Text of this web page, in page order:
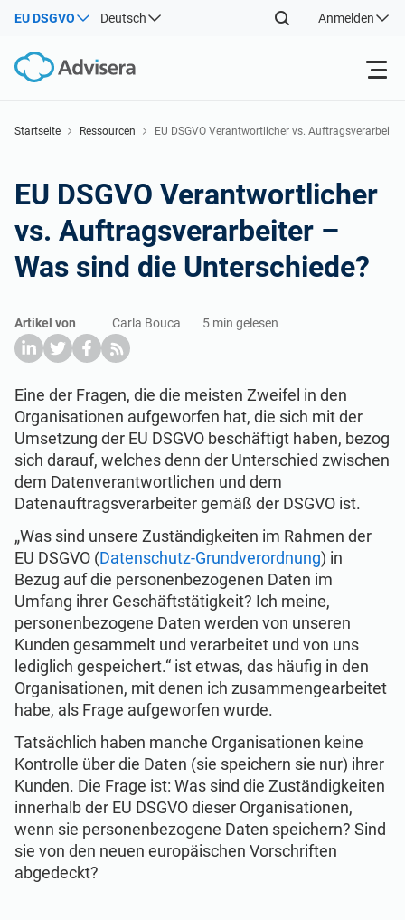
EU DSGVO Deutsch Anmelden
NIS2
ISO 42001
EU DSGVO
ISO 9001
ISO 14001
ISO 45001
ISO 13485
EU MDR
ISO 20000
ISO 22301
ISO 17025
Nach Typ
Sonstiges
Industrien
IT und SaaS Unternehmen
Kritische Infrastruktur
Herstellung
Transport und Vertrieb
Bildungswesen
Telekommunikation
Bankwesen und Finanzen
Staatliche Stellen
Gesundheitsorganisationen
Medizinprodukte
Kontakt
Beginen
Startseite Ressourcen
EU DSGVO Verantwortlicher vs. Auftragsverarbei
EU DSGVO Verantwortlicher
vs. Auftragsverarbeiter –
Was sind die Unterschiede?
Artikel von Carla Bouca 5 min gelesen
Eine der Fragen, die die meisten Zweifel in den
Organisationen aufgeworfen hat, die sich mit der
Umsetzung der EU DSGVO beschäftigt haben, bezog
sich darauf, welches denn der Unterschied zwischen
dem Datenverantwortlichen und dem
Datenauftragsverarbeiter gemäß der DSGVO ist.
„Was sind unsere Zuständigkeiten im Rahmen der
EU DSGVO (Datenschutz-Grundverordnung) in
Bezug auf die personenbezogenen Daten im
Umfang ihrer Geschäftstätigkeit? Ich meine,
personenbezogene Daten werden von unseren
Kunden gesammelt und verarbeitet und von uns
lediglich gespeichert.“ ist etwas, das häufig in den
Organisationen, mit denen ich zusammengearbeitet
habe, als Frage aufgeworfen wurde.
Tatsächlich haben manche Organisationen keine
Kontrolle über die Daten (sie speichern sie nur) ihrer
Kunden. Die Frage ist: Was sind die Zuständigkeiten
innerhalb der EU DSGVO dieser Organisationen,
wenn sie personenbezogene Daten speichern? Sind
sie von den neuen europäischen Vorschriften
abgedeckt?